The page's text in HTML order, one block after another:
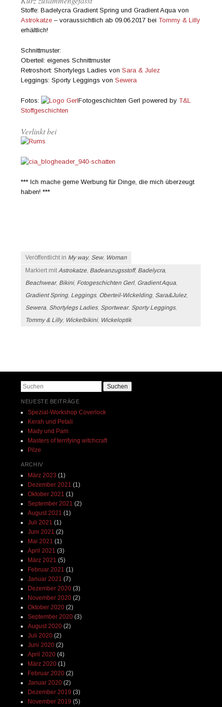
Stoffe: Badelycra Gradient Spring und Gradient Aqua von
Astrokatze – voraussichtlich ab 09.06.2017 beiTommy & Lilly
erhältlich!
Schnittmuster:
Oberteil: eigenes Schnittmuster
Retroshort: Shortylegs Ladies vonSara & Julez
Leggings: Sporty Leggings vonSewera
Fotos: Fotogeschichten Gerl powered byT&L
Stoffgeschichten
Verlinkt bei
*** Ich mache gerne Werbung für Dinge, die mich überzeugt
haben! ***
Veröffentlicht in My way, Sew, Woman
Markiert mitAstrokatze, Badeanzugsstoff, Badelycra,
Beachwear, Bikini, Fotogeschichten Gerl, Gradient Aqua,
Gradient Spring, Leggings, Oberteil-Wickelding, Sara&Julez,
Sewera, Shortylegs Ladies, Sportwear, Sporty Leggings,
Tommy & Lilly, Wickelbikini, Wickeloptik
Suchen
NEUESTE BEITRÄGE
Spezial-Workshop Coverlock
Kerah und Petali
Mady und Pam
Masters of terrifying witchcraft
Pilze
ARCHIV
März 2023 (1)
Dezember 2021 (1)
Oktober 2021 (1)
September 2021 (2)
August 2021 (1)
Juli 2021 (1)
Juni 2021 (2)
Mai 2021 (1)
April 2021 (3)
März 2021 (5)
Februar 2021 (1)
Januar 2021 (7)
Dezember 2020(3)
November 2020(2)
Oktober 2020(2)
September 2020(3)
August 2020(2)
Juli 2020(2)
Juni 2020(2)
April 2020(4)
März 2020(1)
Februar 2020(2)
Januar 2020(2)
Dezember 2019 (3)
November 2019 (5)